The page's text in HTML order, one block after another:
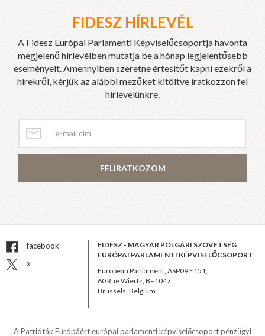
FIDESZ HÍRLEVÉL
A Fidesz Európai Parlamenti Képviselőcsoportja havonta
megjelenő hírlevélben mutatja be a hónap legjelentősebb
eseményeit. Amennyiben szeretne értesítőt kapni ezekről a
hírekről, kérjük az alábbi mezőket kitöltve iratkozzon fel
hírlevelünkre.
FELIRATKOZOM
facebook
x
FIDESZ - MAGYAR POLGÁRI SZÖVETSÉG
EURÓPAI PARLAMENTI KÉPVISELŐCSOPORT
European Parliament, ASP09 E151,
60 Rue Wiertz, B–1047
Brussels, Belgium
A Patrióták Európáért európai parlamenti képviselőcsoport pénzügyi